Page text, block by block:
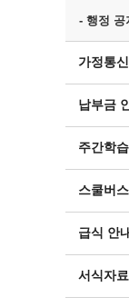
- 행정 공
가정통
납부금
주간학
스쿨버
급식 안내
서식자